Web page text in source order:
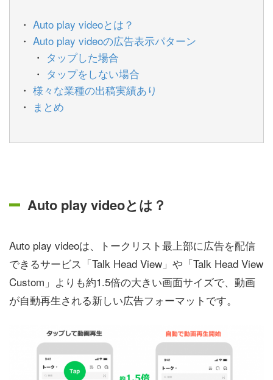
Auto play videoとは？
Auto play videoの広告表示パターン
タップした場合
タップをしない場合
様々な業種の出稿実績あり
まとめ
Auto play videoとは？
Auto play videoは、トークリスト最上部に広告を配信
できるサービス「Talk Head View」や「Talk Head View
Custom」よりも約1.5倍の大きい画面サイズで、動画
が自動再生される新しい広告フォーマットです。